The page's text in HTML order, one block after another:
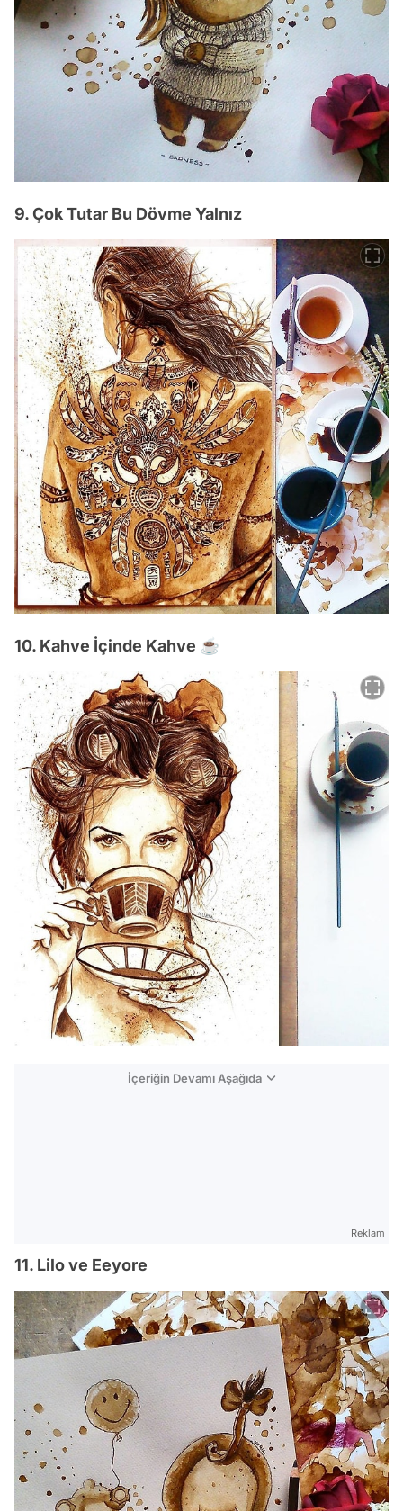
9. Çok Tutar Bu Dövme Yalnız
10. Kahve İçinde Kahve ☕
İçeriğin Devamı Aşağıda
Reklam
11. Lilo ve Eeyore